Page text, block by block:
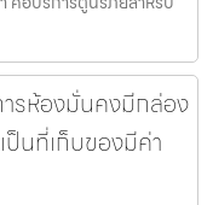
รห้องมั่นคงมีกล่อง
ป็นที่เก็บของมีค่า